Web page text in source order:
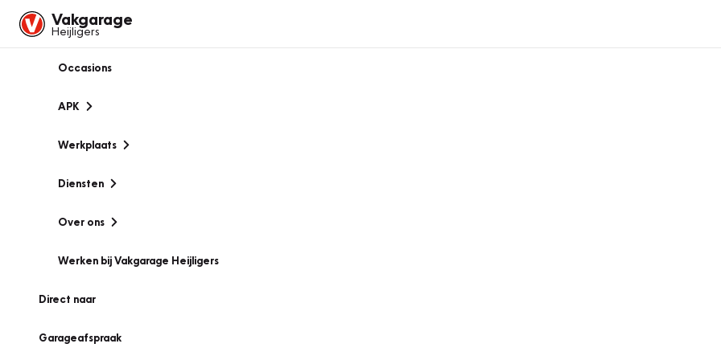
Vakgarage
Heijligers
Occasions
APK
Werkplaats
Diensten
Over ons
Werken bij Vakgarage Heijligers
Direct naar
Garageafspraak